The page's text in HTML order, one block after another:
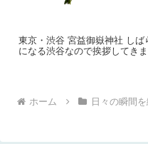
東京・渋谷 宮益御嶽神社 しば
になる渋谷なので挨拶してき
ホーム 日々の瞬間